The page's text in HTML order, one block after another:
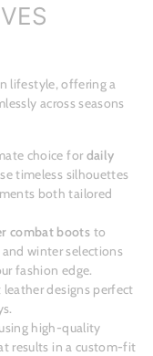
lifestyle, offering a
across seasons
choice fordaily
timeless silhouettes
both tailored
combat boots to
winter selections
fashion edge.
designs perfect
high-quality
results in a custom-fit